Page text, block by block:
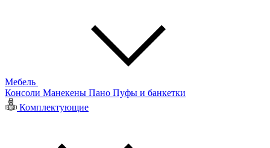
Мебель
Консоли Манекены Пано Пуфы и банкетки
Комплектующие